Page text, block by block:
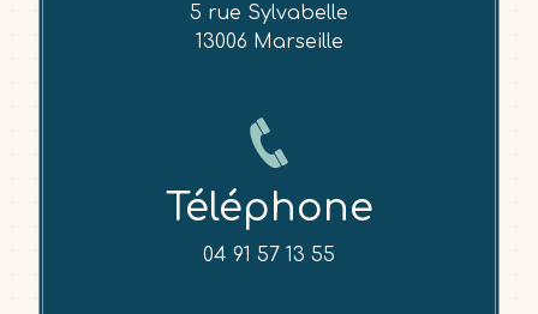
5 rue Sylvabelle
13006 Marseille
Téléphone
04 91 57 13 55